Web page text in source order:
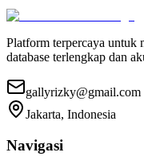
Platform terpercaya untuk
database terlengkap dan
gallyrizky@gmail.com
Jakarta, Indonesia
Navigasi